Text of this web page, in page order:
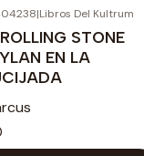
|Libros Del Kultrum
STONE
EN LA